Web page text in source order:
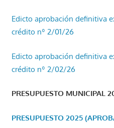
Edicto aprobación definitiva
crédito nº 2/01/26
Edicto aprobación definitiva
crédito nº 2/02/26
PRESUPUESTO MUNICIPAL
PRESUPUESTO 2025